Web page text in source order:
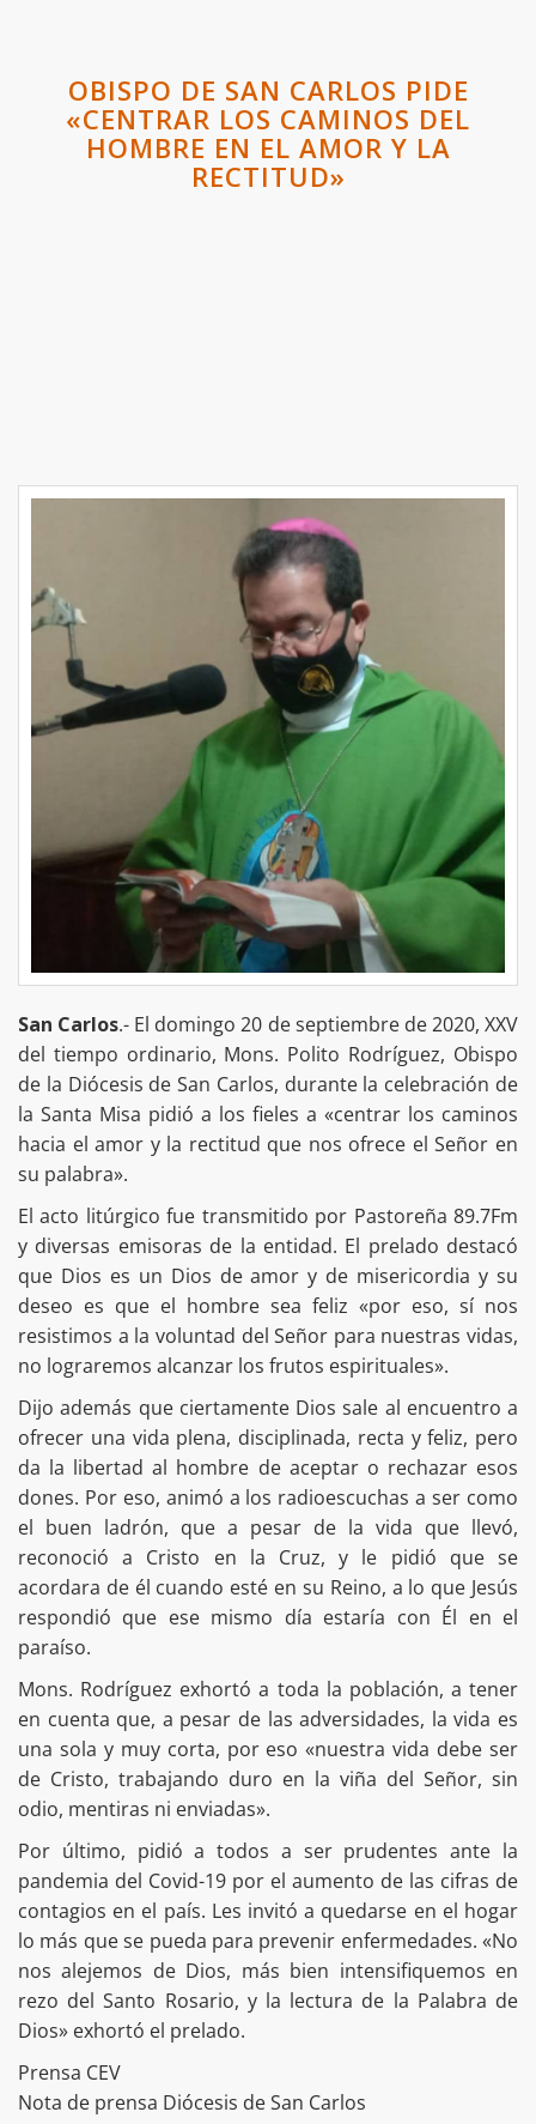
OBISPO DE SAN CARLOS PIDE
«CENTRAR LOS CAMINOS DEL
HOMBRE EN EL AMOR Y LA
RECTITUD»
San Carlos.- El domingo 20 de septiembre de 2020, XXV
del tiempo ordinario, Mons. Polito Rodríguez, Obispo
de la Diócesis de San Carlos, durante la celebración de
la Santa Misa pidió a los fieles a «centrar los caminos
hacia el amor y la rectitud que nos ofrece el Señor en
su palabra».
El acto litúrgico fue transmitido por Pastoreña 89.7Fm
y diversas emisoras de la entidad. El prelado destacó
que Dios es un Dios de amor y de misericordia y su
deseo es que el hombre sea feliz «por eso, sí nos
resistimos a la voluntad del Señor para nuestras vidas,
no lograremos alcanzar los frutos espirituales».
Dijo además que ciertamente Dios sale al encuentro a
ofrecer una vida plena, disciplinada, recta y feliz, pero
da la libertad al hombre de aceptar o rechazar esos
dones. Por eso, animó a los radioescuchas a ser como
el buen ladrón, que a pesar de la vida que llevó,
reconoció a Cristo en la Cruz, y le pidió que se
acordara de él cuando esté en su Reino, a lo que Jesús
respondió que ese mismo día estaría con Él en el
paraíso.
Mons. Rodríguez exhortó a toda la población, a tener
en cuenta que, a pesar de las adversidades, la vida es
una sola y muy corta, por eso «nuestra vida debe ser
de Cristo, trabajando duro en la viña del Señor, sin
odio, mentiras ni enviadas».
Por último, pidió a todos a ser prudentes ante la
pandemia del Covid-19 por el aumento de las cifras de
contagios en el país. Les invitó a quedarse en el hogar
lo más que se pueda para prevenir enfermedades. «No
nos alejemos de Dios, más bien intensifiquemos en
rezo del Santo Rosario, y la lectura de la Palabra de
Dios» exhortó el prelado.
Prensa CEV
Nota de prensa Diócesis de San Carlos